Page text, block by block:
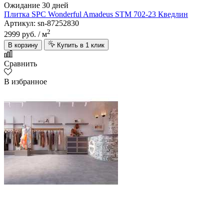
Ожидание 30 дней
Плитка SPC Wonderful Amadeus STM 702-23 Кведлин
Артикул: sn-87252830
2999 руб. / м2
В корзину
Купить в 1 клик
Сравнить
В избранное